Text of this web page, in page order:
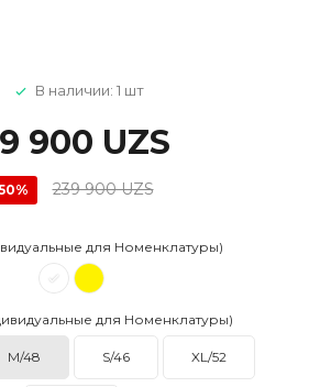
В наличии: 1 шт
900 UZS
239 900 UZS
для Номенклатуры)
для Номенклатуры)
M/48 S/46 XL/52